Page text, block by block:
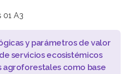
y parámetros de valor
servicios ecosistémicos
agroforestales como base